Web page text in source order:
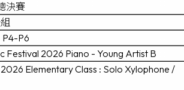
決賽
P4-P6
Festival 2026 Piano - Young Artist B
Elementary Class : Solo Xylophone /